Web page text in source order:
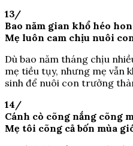
13/
Bao năm gian khổ héo hon
Mẹ luôn cam chịu nuôi
Dù bao năm tháng chịu
mẹ tiều tụy, nhưng mẹ vẫn
sinh để nuôi con trưởng
14/
Cánh cò cõng nắng cõng
Mẹ tôi cõng cả bốn mùa